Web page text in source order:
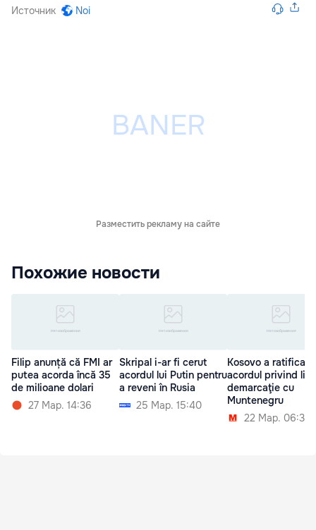
Источник Noi
Разместить рекламу на сайте
Похожие новости
Filip anunță că FMI ar
putea acorda încă 35
de milioane dolari
27 Мар. 14:36
Skripal i-ar fi cerut
acordul lui Putin pentru
a reveni în Rusia
25 Мар. 15:40
Kosovo a ratificat
acordul privind
demarcaţie cu
Muntenegru
22 Мар. 06:30